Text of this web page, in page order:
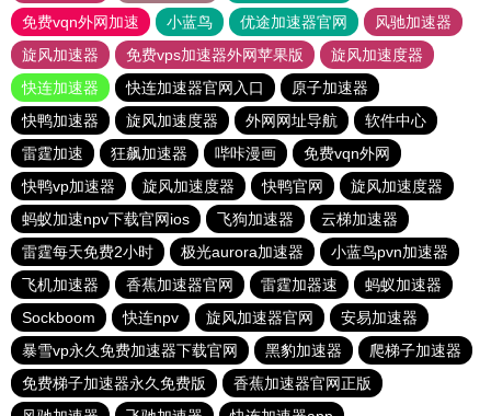
免费vqn外网加速
小蓝鸟 优途加速器官网
风驰加速器
旋风加速器
免费vps加速器外网苹果版
旋风加速度器
快连加速器
快连加速器官网入口
原子加速器
快鸭加速器
旋风加速度器 外网网址导航
软件中心
雷霆加速
狂飙加速器 哔咔漫画
免费vqn外网
快鸭vp加速器
旋风加速度器 快鸭官网
旋风加速度器
蚂蚁加速npv下载官网ios
飞狗加速器
云梯加速器
雷霆每天免费2小时
极光aurora加速器
小蓝鸟pvn加速器
飞机加速器
香蕉加速器官网 雷霆加器速
蚂蚁加速器
Sockboom
快连npv 旋风加速器官网
安易加速器
暴雪vp永久免费加速器下载官网
黑豹加速器
爬梯子加速器
免费梯子加速器永久免费版
香蕉加速器官网正版